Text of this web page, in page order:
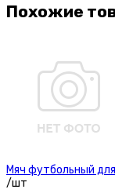
Похожие
Мяч футбольный
/шт